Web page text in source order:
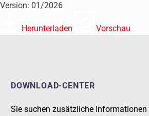
Version: 01/2026
Herunterladen Vorschau
DOWNLOAD-CENTER
Sie suchen zusätzliche Informationen